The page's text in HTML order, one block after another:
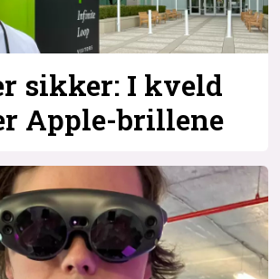
sikker: I kveld
Apple-brillene